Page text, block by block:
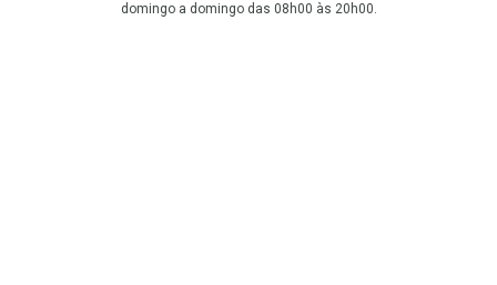
domingo a domingo das 08h00 às 20h00.